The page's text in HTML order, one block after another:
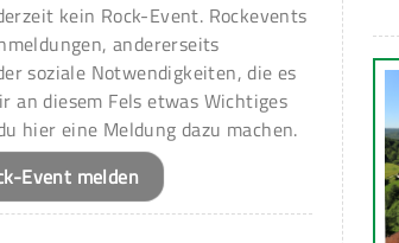
kein Rock-Event. Rockevents
andererseits
soziale Notwendigkeiten, die es
an diesem Fels etwas Wichtiges
hier eine Meldung dazu machen.
Event melden